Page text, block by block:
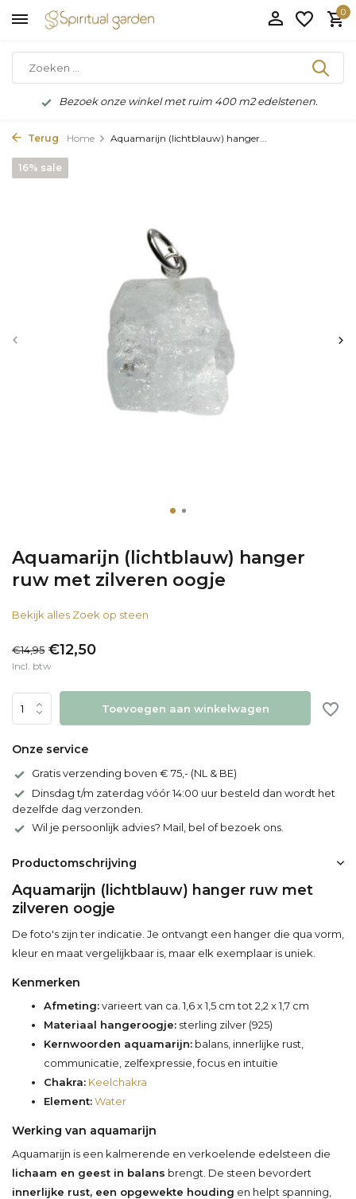
0
Bezoek onze winkel met ruim 400 m2 edelstenen.
Terug Home Aquamarijn (lichtblauw) hanger...
Aquamarijn (lichtblauw) hanger
ruw met zilveren oogje
16% sale
Bekijk alles Zoek op steen
€14,95 €12,50
Incl. btw
Toevoegen aan winkelwagen
Onze service
Gratis verzending boven € 75,- (NL & BE)
Dinsdag t/m zaterdag vóór 14:00 uur besteld dan wordt het
dezelfde dag verzonden.
Wil je persoonlijk advies? Mail, bel of bezoek ons.
Productomschrijving
Aquamarijn (lichtblauw) hanger ruw met
zilveren oogje
De foto's zijn ter indicatie. Je ontvangt een hanger die qua vorm,
kleur en maat vergelijkbaar is, maar elk exemplaar is uniek.
Kenmerken
Afmeting:varieert van ca. 1,6 x 1,5 cm tot 2,2 x 1,7 cm
Materiaal hangeroogje: sterling zilver (925)
Kernwoorden aquamarijn: balans, innerlijke rust,
communicatie, zelfexpressie, focus en intuïtie
Chakra: Keelchakra
Element:Water
Werking van aquamarijn
Aquamarijn is een kalmerende en verkoelende edelsteen die
lichaam en geest in balans brengt. De steen bevordert
innerlijke rust, een opgewekte houding en helpt spanning,